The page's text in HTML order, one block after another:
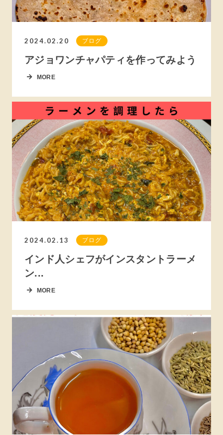
2024.02.20 ブログ
アジョワンチャパティを作ってみよう
MORE
2024.02.13 ブログ
インド人シェフがインスタントラーメ
ン...
MORE